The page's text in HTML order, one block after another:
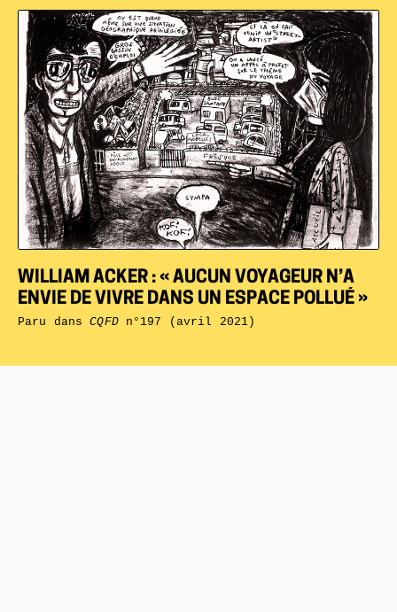
WILLIAM ACKER : « AUCUN VOYAGEUR N’A
ENVIE DE VIVRE DANS UN ESPACE POLLUÉ »
Paru dansCQFDn°197 (avril 2021)